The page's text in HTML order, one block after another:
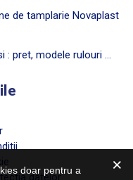
de tamplarie Novaplast
: pret, modele rulouri …
datelor
doar pentru a